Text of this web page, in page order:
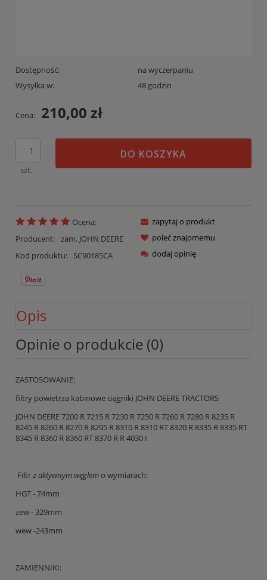
Dostępność:
na wyczerpaniu
Wysyłka w:
48 godzin
Cena: 210,00 zł
szt.
DO KOSZYKA
Ocena:
Producent: zam. JOHN DEERE
Kod produktu:
SC90185CA
zapytaj o produkt
poleć znajomemu
dodaj opinię
Opis
Opinie o produkcie (0)
ZASTOSOWANIE:
filtry powietrza kabinowe ciągniki JOHN DEERE TRACTORS
JOHN DEERE 7200 R 7215 R 7230 R 7250 R 7260 R 7280 R 8235 R
8245 R 8260 R 8270 R 8295 R 8310 R 8310 RT 8320 R 8335 R 8335 RT
8345 R 8360 R 8360 RT 8370 R R 4030 I
Filtr zaktywnym węglem o wymiarach:
HGT - 74mm
zew - 329mm
wew -243mm
ZAMIENNIKI: